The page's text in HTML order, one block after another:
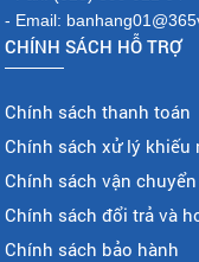
- Email:
CHÍNH SÁCH HỖ TRỢ
Chính sách thanh toán
Chính sách xử lý khiếu
Chính sách vận
Chính sách đổi trả và
Chính sách bảo hành